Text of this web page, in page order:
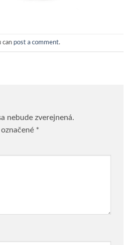
can post a comment.
nebude zverejnená.
*